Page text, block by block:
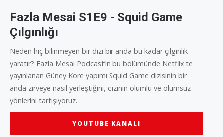
Fazla Mesai S1E9 - Squid Game
Çılgınlığı
Neden hiç bilinmeyen bir dizi bir anda bu kadar çılgınlık
yaratır? Fazla Mesai Podcast’in bu bölümünde Netflix'te
yayınlanan Güney Kore yapımı Squid Game dizisinin bir
anda zirveye nasıl yerleştiğini, dizinin olumlu ve olumsuz
yönlerini tartışıyoruz.
YOUTUBE KANALI